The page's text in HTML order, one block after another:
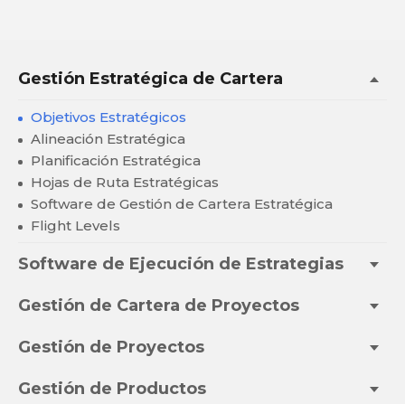
Gestión Estratégica de Cartera
Objetivos Estratégicos
Alineación Estratégica
Planificación Estratégica
Hojas de Ruta Estratégicas
Software de Gestión de Cartera Estratégica
Flight Levels
Software de Ejecución de Estrategias
Gestión de Cartera de Proyectos
Gestión de Proyectos
Gestión de Productos